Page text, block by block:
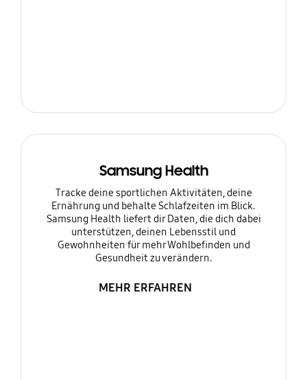
Samsung Health
Tracke deine sportlichen Aktivitäten, deine
Ernährung und behalte Schlafzeiten im Blick.
Samsung Health liefert dir Daten, die dich dabei
unterstützen, deinen Lebensstil und
Gewohnheiten für mehr Wohlbefinden und
Gesundheit zu verändern.
MEHR ERFAHREN